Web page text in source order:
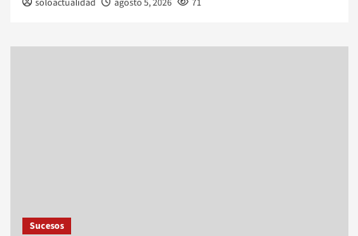
soloactualidad agosto 5, 2026 71
Sucesos